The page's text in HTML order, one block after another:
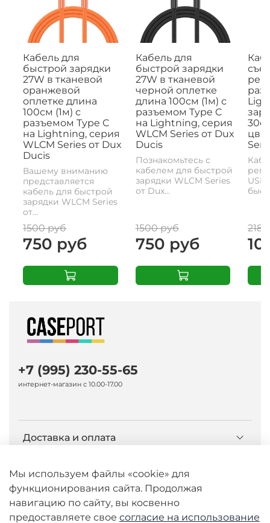
Кабель для
быстрой зарядки
27W в тканевой
оранжевой
оплетке длина
100см (1м) с
разъемом Type C
на Lightning, серия
WLCM Series от Dux
Ducis
Вашему вниманию
представляется
кабель для быстрой
зарядки WLCM Series
от...
1500 руб
750 руб
Кабель для
быстрой зарядки
27W в тканевой
черной оплетке
длина 100см (1м) с
разъемом Type C
на Lightning, серия
WLCM Series от Dux
Ducis
Познакомьтесь с
кабелем для быстрой
зарядки WLCM Series
от Dux...
1500 руб
750 руб
Доставка и оплата
О компании Caseport
Бренд Nillkin
+7 (995) 230-55-65
интернет-магазин с 10.00-17.00
Мы используем файлы «cookie» для
функционирования сайта. Продолжая
навигацию по сайту, вы косвенно
предоставляете свое согласие на использование